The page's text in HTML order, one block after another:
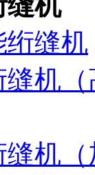
绗缝机
机
机